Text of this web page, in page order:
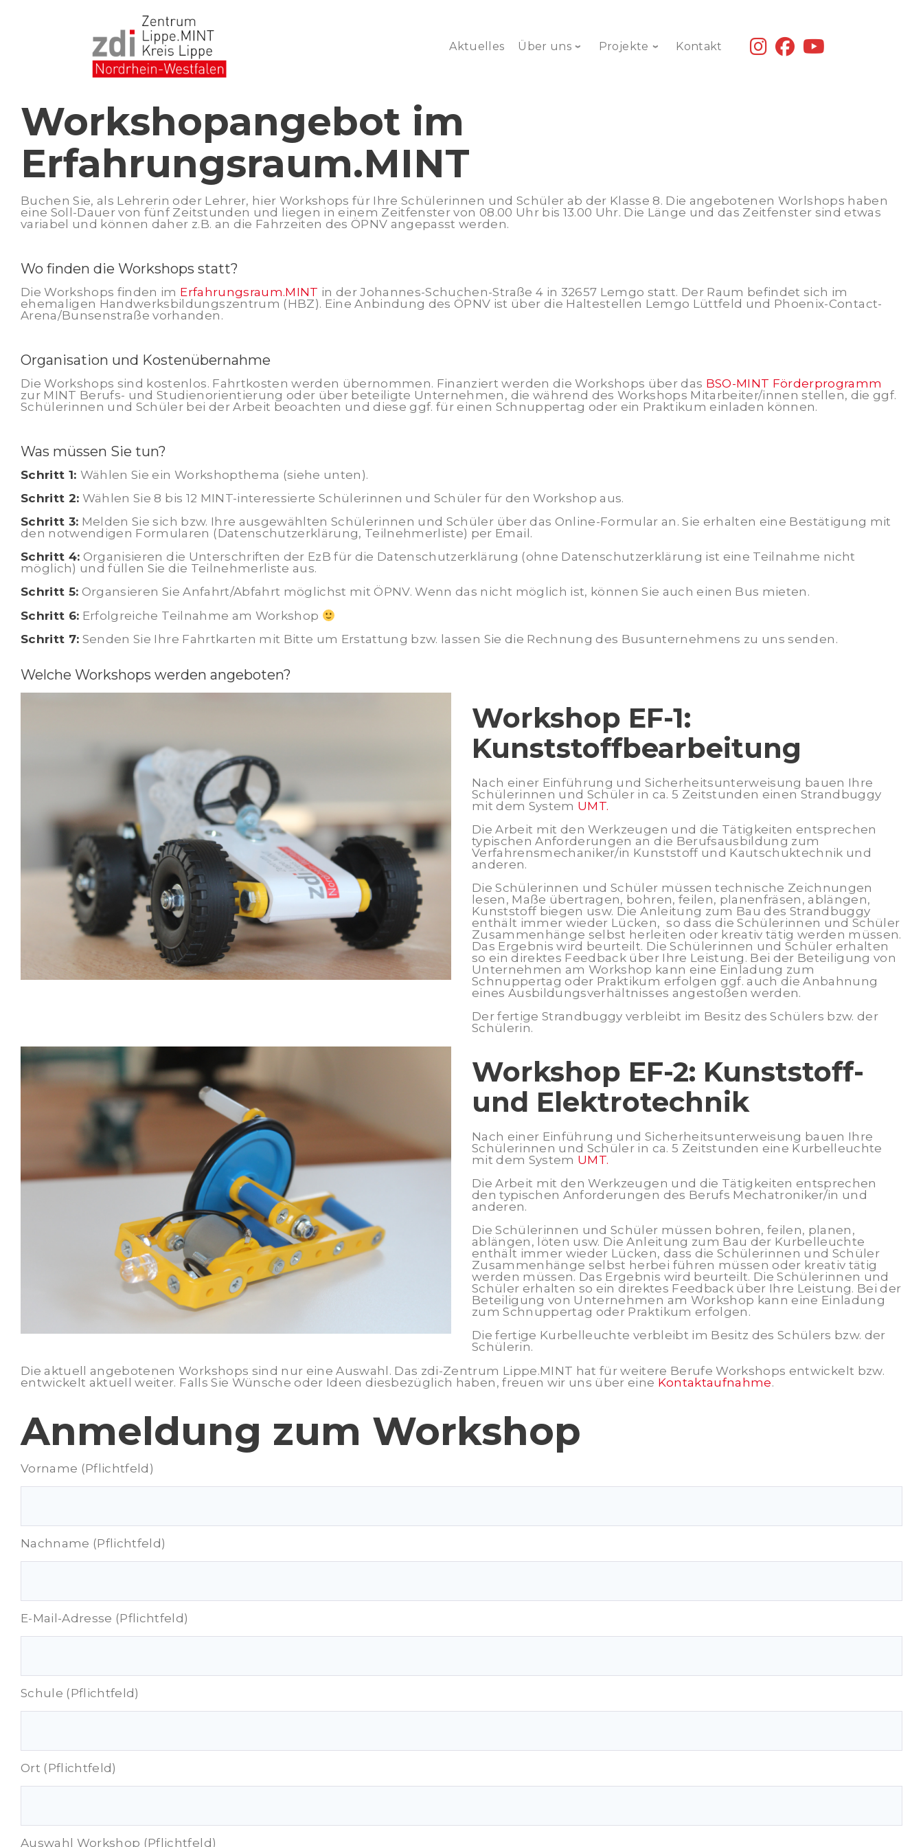
content
Aktuelles Über uns Projekte Kontakt
fab
fa-
fab
fa-
WORKSHOPANGEBOT
Workshopangebot im
Erfahrungsraum.MINT
Buchen Sie, als Lehrerin oder Lehrer, hier Workshops für Ihre Schülerinnen und Schüler ab der Klasse 8. Die angebotenen Worlshops haben
eine Soll-Dauer von fünf Zeitstunden und liegen in einem Zeitfenster von 08.00 Uhr bis 13.00 Uhr. Die Länge und das Zeitfenster sind etwas
variabel und können daher z.B. an die Fahrzeiten des ÖPNV angepasst werden.
Wo finden die Workshops statt?
Die Workshops finden im Erfahrungsraum.MINT in der Johannes-Schuchen-Straße 4 in 32657 Lemgo statt. Der Raum befindet sich im
ehemaligen Handwerksbildungszentrum (HBZ). Eine Anbindung des ÖPNV ist über die Haltestellen Lemgo Lüttfeld und Phoenix-Contact-
Arena/Bunsenstraße vorhanden.
Organisation und Kostenübernahme
Die Workshops sind kostenlos. Fahrtkosten werden übernommen. Finanziert werden die Workshops über das BSO-MINT Förderprogramm
zur MINT Berufs- und Studienorientierung oder über beteiligte Unternehmen, die während des Workshops Mitarbeiter/innen stellen, die ggf.
Schülerinnen und Schüler bei der Arbeit beoachten und diese ggf. für einen Schnuppertag oder ein Praktikum einladen können.
Was müssen Sie tun?
Schritt 1: Wählen Sie ein Workshopthema (siehe unten).
Schritt 2: Wählen Sie 8 bis 12 MINT-interessierte Schülerinnen und Schüler für den Workshop aus.
Schritt 3: Melden Sie sich bzw. Ihre ausgewählten Schülerinnen und Schüler über das Online-Formular an. Sie erhalten eine Bestätigung mit
den notwendigen Formularen (Datenschutzerklärung, Teilnehmerliste) per Email.
Schritt 4: Organisieren die Unterschriften der EzB für die Datenschutzerklärung (ohne Datenschutzerklärung ist eine Teilnahme nicht
möglich) und füllen Sie die Teilnehmerliste aus.
Schritt 5: Organsieren Sie Anfahrt/Abfahrt möglichst mit ÖPNV. Wenn das nicht möglich ist, können Sie auch einen Bus mieten.
Schritt 6: Erfolgreiche Teilnahme am Workshop
Schritt 7: Senden Sie Ihre Fahrtkarten mit Bitte um Erstattung bzw. lassen Sie die Rechnung des Busunternehmens zu uns senden.
Welche Workshops werden angeboten?
Workshop EF-1:
Kunststoffbearbeitung
Nach einer Einführung und Sicherheitsunterweisung bauen Ihre
Schülerinnen und Schüler in ca. 5 Zeitstunden einen Strandbuggy
mit dem System UMT.
Die Arbeit mit den Werkzeugen und die Tätigkeiten entsprechen
typischen Anforderungen an die Berufsausbildung zum
Verfahrensmechaniker/in Kunststoff und Kautschuktechnik und
anderen.
Die Schülerinnen und Schüler müssen technische Zeichnungen
lesen, Maße übertragen, bohren, feilen, planenfräsen, ablängen,
Kunststoff biegen usw. Die Anleitung zum Bau des Strandbuggy
enthält immer wieder Lücken, so dass die Schülerinnen und Schüler
Zusammenhänge selbst herleiten oder kreativ tätig werden müssen.
Das Ergebnis wird beurteilt. Die Schülerinnen und Schüler erhalten
so ein direktes Feedback über Ihre Leistung. Bei der Beteiligung von
Unternehmen am Workshop kann eine Einladung zum
Schnuppertag oder Praktikum erfolgen ggf. auch die Anbahnung
eines Ausbildungsverhältnisses angestoßen werden.
Der fertige Strandbuggy verbleibt im Besitz des Schülers bzw. der
Schülerin.
Workshop EF-2: Kunststoff-
und Elektrotechnik
Nach einer Einführung und Sicherheitsunterweisung bauen Ihre
Schülerinnen und Schüler in ca. 5 Zeitstunden eine Kurbelleuchte
mit dem System UMT.
Die Arbeit mit den Werkzeugen und die Tätigkeiten entsprechen
den typischen Anforderungen des Berufs Mechatroniker/in und
anderen.
Die Schülerinnen und Schüler müssen bohren, feilen, planen,
ablängen, löten usw. Die Anleitung zum Bau der Kurbelleuchte
enthält immer wieder Lücken, dass die Schülerinnen und Schüler
Zusammenhänge selbst herbei führen müssen oder kreativ tätig
werden müssen. Das Ergebnis wird beurteilt. Die Schülerinnen und
Schüler erhalten so ein direktes Feedback über Ihre Leistung. Bei der
Beteiligung von Unternehmen am Workshop kann eine Einladung
zum Schnuppertag oder Praktikum erfolgen.
Die fertige Kurbelleuchte verbleibt im Besitz des Schülers bzw. der
Schülerin.
Die aktuell angebotenen Workshops sind nur eine Auswahl. Das zdi-Zentrum Lippe.MINT hat für weitere Berufe Workshops entwickelt bzw.
entwickelt aktuell weiter. Falls Sie Wünsche oder Ideen diesbezüglich haben, freuen wir uns über eine Kontaktaufnahme.
Anmeldung zum Workshop
Vorname (Pflichtfeld)
Nachname (Pflichtfeld)
E-Mail-Adresse (Pflichtfeld)
Schule (Pflichtfeld)
Ort (Pflichtfeld)
Auswahl Workshop (Pflichtfeld)